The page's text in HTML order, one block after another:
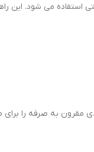
می شود. این
مقرون به صرفه را